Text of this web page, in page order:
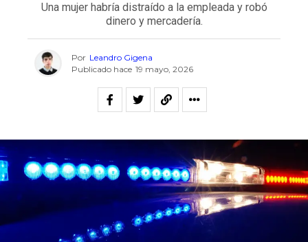
Una mujer habría distraído a la empleada y robó
dinero y mercadería.
Por Leandro Gigena
Publicado hace 19 mayo, 2026